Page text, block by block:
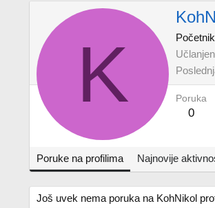
K
Početnik
Učlanjen
Poruka
0
Poruke na profilima Najnovije
Još uvek nema poruka na KohNikol